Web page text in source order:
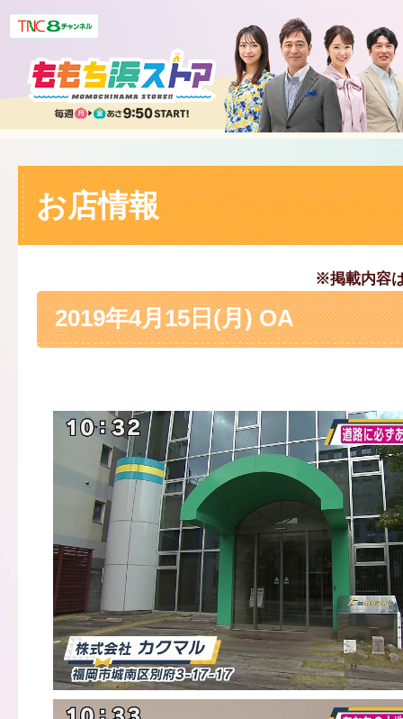
お店情報
※掲載内容
2019年4月15日(月) OA